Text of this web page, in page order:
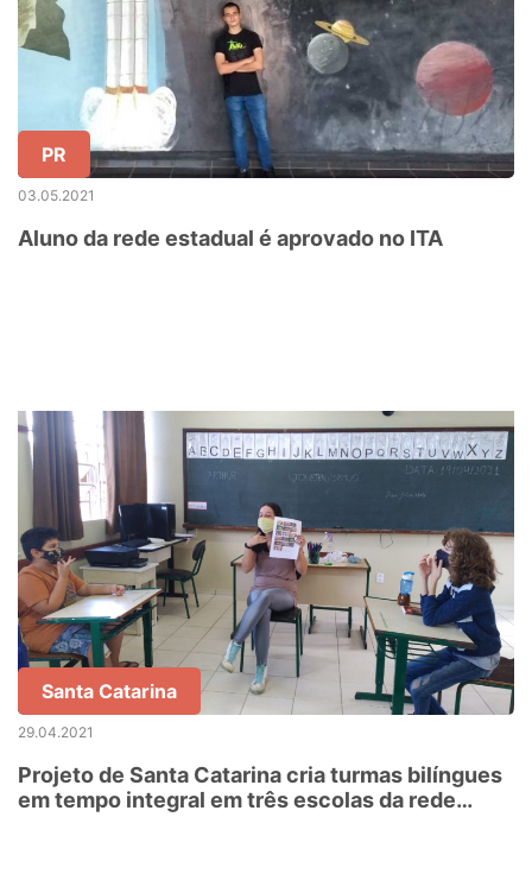
PR
03.05.2021
Aluno da rede estadual é aprovado no ITA
Santa Catarina
29.04.2021
Projeto de Santa Catarina cria turmas bilíngues
em tempo integral em três escolas da rede